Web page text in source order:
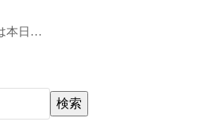
本日…
検索